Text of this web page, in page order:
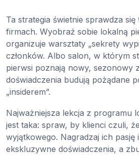
Ta strategia świetnie sprawdza się
firmach. Wyobraź sobie lokalną
organizuje warsztaty „sekrety
członków. Albo salon, w którym
pierwsi poznają nowy, sezonowy
doświadczenia budują pożądane
„insiderem”.
Najważniejsza lekcja z programu
jest taka: spraw, by klienci czuli,
wyjątkowego. Nagradzaj ich pasję
ekskluzywne doświadczenia, a